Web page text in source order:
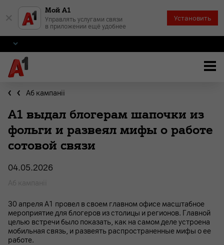
Мой А1
Управлять услугами связи
в приложении ещё удобнее
Установить
Аб кампаніі
А1 выдал блогерам шапочки из
фольги и развеял мифы о работе
сотовой связи
04.05.2026
30 апреля А1 провел в своем главном офисе масштабное
мероприятие для блогеров из столицы и регионов. Главной
целью встречи было показать, как на самом деле устроена
мобильная связь, и развеять распространенные мифы о ее
работе.